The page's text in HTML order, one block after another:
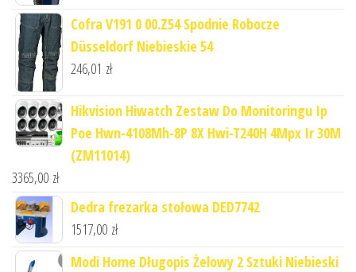
Cofra V191 0 00.Z54 Spodnie Robocze
Düsseldorf Niebieskie 54
246,01 zł
Hikvision Hiwatch Zestaw Do Monitoringu Ip
Poe Hwn-4108Mh-8P 8X Hwi-T240H 4Mpx Ir 30M
(ZM11014)
3365,00 zł
Dedra frezarka stołowa DED7742
1517,00 zł
Modi Home Długopis Żelowy 2 Sztuki Niebieski